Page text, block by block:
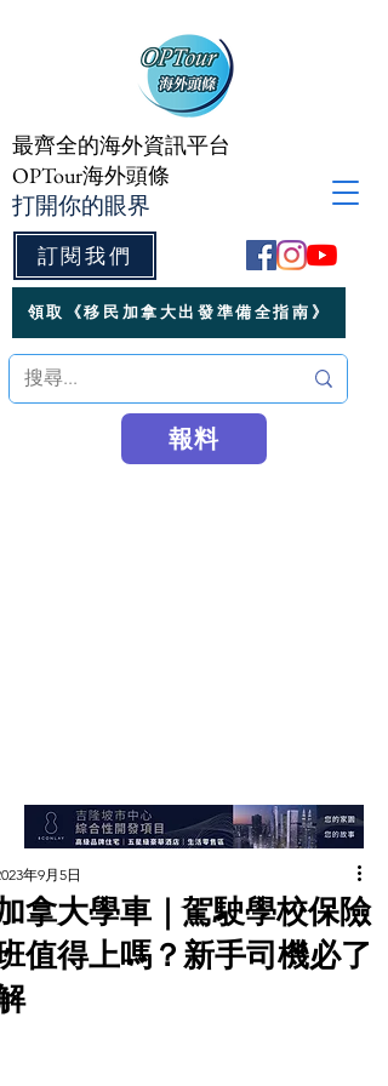
訂閱我們
最齊全的海外資訊平台
OPTour海外頭條
打開你的眼界
領取《移民加拿大出發準備全指南》
報料
拿大學車｜駕駛學校保險
值得上嗎？新手司機必了
年9月5日